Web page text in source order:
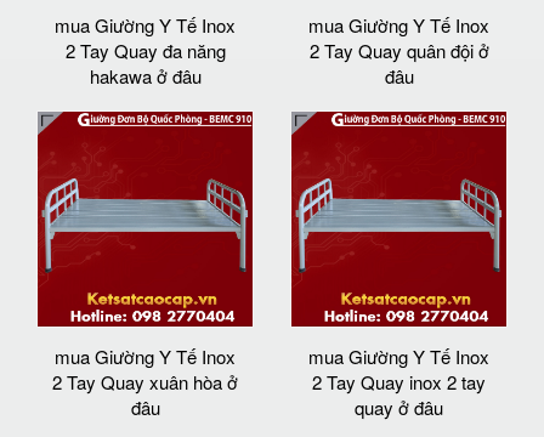
mua Giường Y Tế Inox
2 Tay Quay đa năng
hakawa ở đâu
mua Giường Y Tế Inox
2 Tay Quay quân đội ở
đâu
mua Giường Y Tế Inox
2 Tay Quay xuân hòa ở
đâu
mua Giường Y Tế Inox
2 Tay Quay inox 2 tay
quay ở đâu